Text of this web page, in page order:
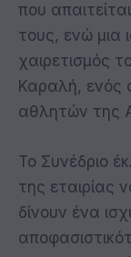
που
τους, ενώ μια
χαιρετισμός
Καραλή, ενός
αθλητών της
Το Συνέδριο
της εταιρίας
δίνουν ένα